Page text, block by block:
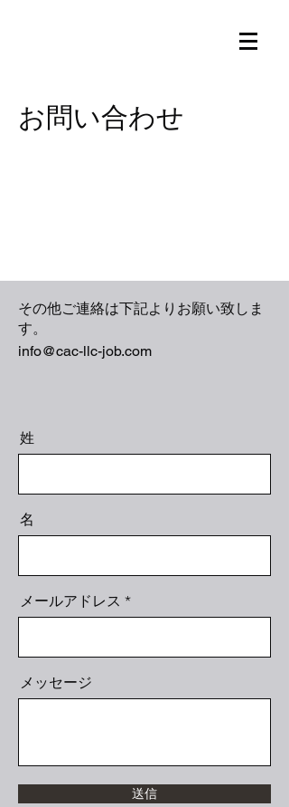
お問い合わせ
​その他ご連絡は下記よりお願い致しま
す。
info@cac-llc-job.com
姓
名
メールアドレス
メッセージ
送信